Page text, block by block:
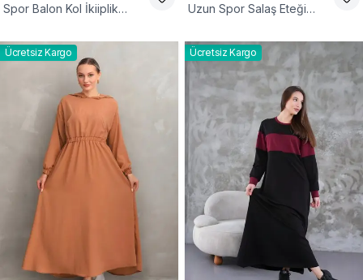
Spor Balon Kol İkiiplik
Uzun Spor Salaş Eteği
Ücretsiz Kargo Ücretsiz Kargo